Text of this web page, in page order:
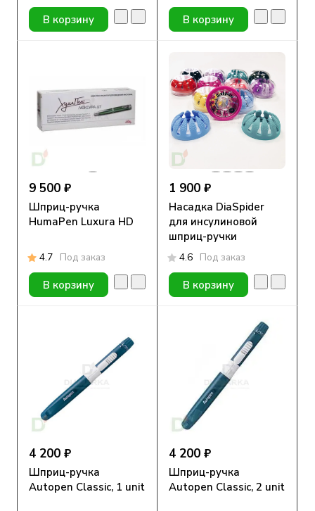
В корзину В корзину
9 500 ₽
Шприц-ручка
HumaPen Luxura HD
4.7 Под заказ
В корзину
1 900 ₽
Насадка DiaSpider
для инсулиновой
шприц-ручки
4.6 Под заказ
В корзину
4 200 ₽
Шприц-ручка
Autopen Classic, 1 unit
4 200 ₽
Шприц-ручка
Autopen Classic, 2 unit